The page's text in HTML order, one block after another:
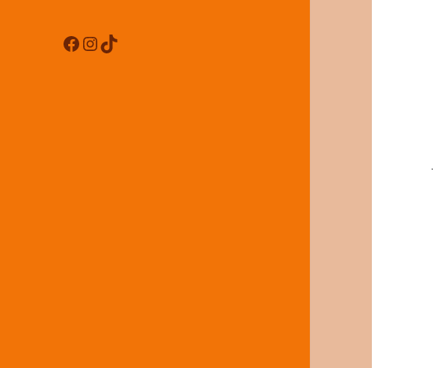
Facebook
Instagram
TikTok